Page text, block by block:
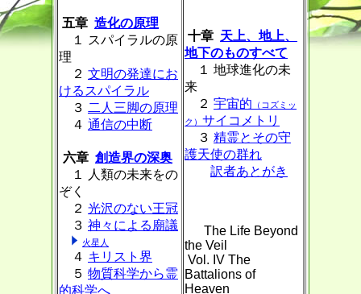
五章 造化の原理
１ スパイラルの原
理
２ 文明の発達にお
けるスパイラル
３ 二人三脚の原理
４ 通信の中断
六章 創造界の深奥
１ 人類の未来をの
ぞく
２ 光沢のない王冠
３ 神々による廟議
火星人
４ キリスト界
５ 物質科学から霊
的科学へ
十章 天上、地上、
地下のものすべて
１ 地球進化の未
来
２ 宇宙的 （コズミッ
ク） サイコメトリ
３ 精霊とその守
護天使の群れ
訳者あとがき
The Life Beyond
the Veil
Vol. IV The
Battalions of
Heaven